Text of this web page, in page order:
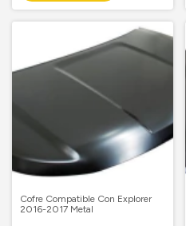
Cofre Compatible Con Explorer
2016-2017 Metal